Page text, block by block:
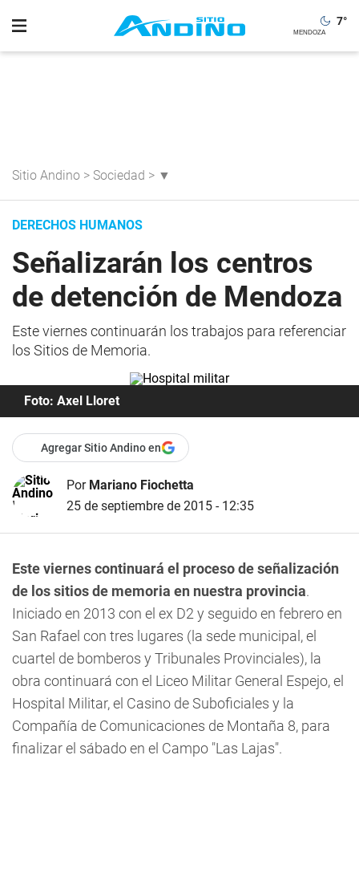
7°
Sitio Andino > Sociedad > ▼
DERECHOS HUMANOS
Señalizarán los centros
de detención de Mendoza
Este viernes continuarán los trabajos para referenciar
los Sitios de Memoria.
Foto: Axel Lloret
Agregar Sitio Andino en
Por Mariano Fiochetta
25 de septiembre de 2015 - 12:35
Este viernes continuará el proceso de señalización
de los sitios de memoria en nuestra provincia.
Iniciado en 2013 con el ex D2 y seguido en febrero en
San Rafael con tres lugares (la sede municipal, el
cuartel de bomberos y Tribunales Provinciales), la
obra continuará con el Liceo Militar General Espejo, el
Hospital Militar, el Casino de Suboficiales y la
Compañía de Comunicaciones de Montaña 8, para
finalizar el sábado en el Campo "Las Lajas".